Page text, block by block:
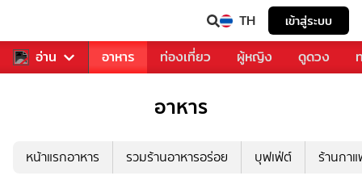
TH เข้าสู่ระบบ
อ่าน
รวงการเพลง อาหาร ท่องเที่ยว ผู้หญิง ดูดวง
อาหาร
หน้าแรกอาหาร รวมร้านอาหารอร่อย บุฟเฟ่ต์ ร้านกา